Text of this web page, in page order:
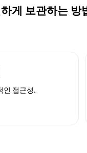
게 보관하는 방
접근성.